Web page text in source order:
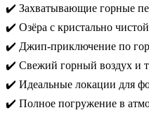
✔️ Захватывающие горные
✔️ Озёра с кристально
✔️ Джип-приключение по
✔️ Свежий горный воздух и
✔️ Идеальные локации для
✔️ Полное погружение в